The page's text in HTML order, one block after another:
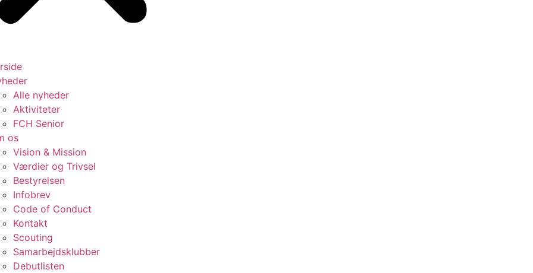
Alle nyheder
Aktiviteter
FCH Senior
os
Vision & Mission
Værdier og Trivsel
Bestyrelsen
Infobrev
Code of Conduct
Kontakt
Scouting
Samarbejdsklubber
Debutlisten